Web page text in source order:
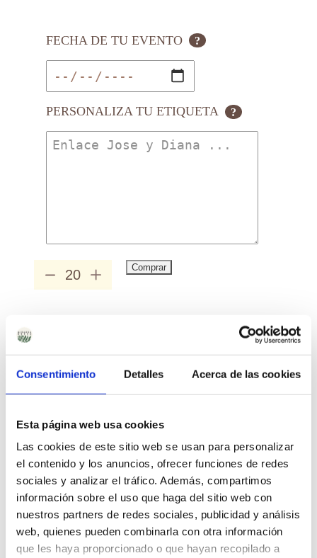
Consentimiento Detalles Acerca de las cookies
Esta página web usa cookies
Las cookies de este sitio web se usan para personalizar
el contenido y los anuncios, ofrecer funciones de redes
sociales y analizar el tráfico. Además, compartimos
información sobre el uso que haga del sitio web con
nuestros partners de redes sociales, publicidad y análisis
web, quienes pueden combinarla con otra información
que les haya proporcionado o que hayan recopilado a
FECHA DE TU EVENTO ?
PERSONALIZA TU ETIQUETA ?
Bomba
de
Comprar
Saber más sobre los envíos
SOSTENIBLE KM 0 BIODEGRADABLE
DESCRIPCIÓN